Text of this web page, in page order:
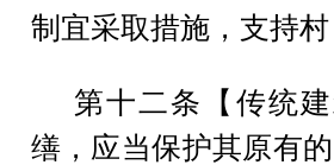
制宜采取措施，支持
第十二条【传统
缮，应当保护其原有